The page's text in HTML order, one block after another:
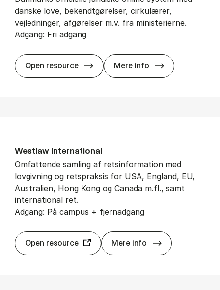
danske love, bekendtgørelser, cirkulærer,
vejledninger, afgørelser m.v. fra ministerierne.
Adgang: Fri adgang
Open resource Mere info
West­law In­ter­na­tio­nal
Omfattende samling af retsinformation med
lovgivning og retspraksis for USA, England, EU,
Australien, Hong Kong og Canada m.fl., samt
international ret.
Adgang: På campus + fjernadgang
Open resource Mere info West­law